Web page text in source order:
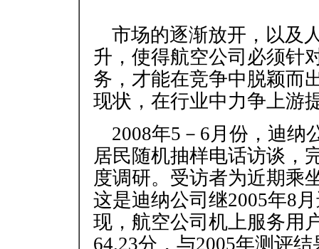
市场的逐渐放开，以及
升，使得航空公司必须针
务，才能在竞争中脱颖而
现状，在行业中力争上游
2008年5－6月份，迪纳
居民随机抽样电话访谈，
度调研。受访者为近期乘
这是迪纳公司继2005年8
现，航空公司机上服务用
64.23分，与2005年测评